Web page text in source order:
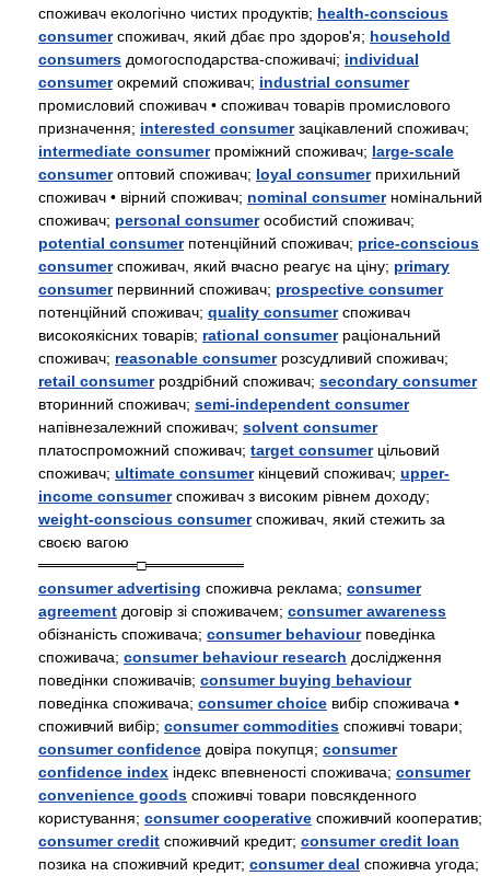
споживач екологічно чистих продуктів; health-conscious
consumerспоживач, який дбає про здоров'я; household
consumers домогосподарства-споживачі; individual
consumerокремий споживач; industrial consumer
промисловий споживач • споживач товарів промислового
призначення; interested consumerзацікавлений споживач;
intermediate consumerпроміжний споживач; large-scale
consumerоптовий споживач; loyal consumerприхильний
споживач • вірний споживач; nominal consumerномінальний
споживач; personal consumerособистий споживач;
potential consumerпотенційний споживач; price-conscious
consumerспоживач, який вчасно реагує на ціну; primary
consumerпервинний споживач; prospective consumer
потенційний споживач; quality consumerспоживач
високоякісних товарів; rational consumerраціональний
споживач; reasonable consumerрозсудливий споживач;
retail consumerроздрібний споживач; secondary consumer
вторинний споживач; semi-independent consumer
напівнезалежний споживач; solvent consumer
платоспроможний споживач; target consumerцільовий
споживач; ultimate consumerкінцевий споживач; upper-
income consumerспоживач з високим рівнем доходу;
weight-conscious consumerспоживач, який стежить за
своєю вагою
═════════□═════════
consumer advertising споживча реклама; consumer
agreement договір зі споживачем; consumer awareness
обізнаність споживача; consumer behaviourповедінка
споживача; consumer behaviour research дослідження
поведінки споживачів; consumer buying behaviour
поведінка споживача; consumer choice вибір споживача •
споживчий вибір; consumer commodities споживчі товари;
consumer confidence довіра покупця; consumer
confidence index індекс впевненості споживача; consumer
convenience goods споживчі товари повсякденного
користування; consumer cooperative споживчий кооператив;
consumer credit споживчий кредит; consumer credit loan
позика на споживчий кредит; consumer deal споживча угода;